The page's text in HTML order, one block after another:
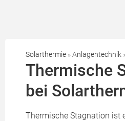
Solarthermie »Anlagentechnik
Thermische
bei
Thermische Stagnation ist